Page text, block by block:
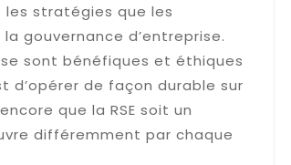
les stratégies que les
gouvernance d’entreprise.
sont bénéfiques et éthiques
d’opérer de façon durable sur
que la RSE soit un
différemment par chaque